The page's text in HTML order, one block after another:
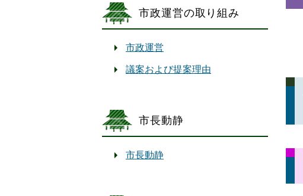
市政運営の取り組み
市政運営
議案および提案理由
市長動静
市長動静